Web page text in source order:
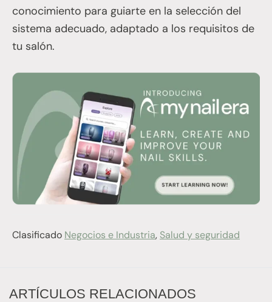
conocimiento para guiarte en la selección del
sistema adecuado, adaptado a los requisitos de
tu salón.
Clasificado Negocios e Industria, Salud y seguridad
ARTÍCULOS RELACIONADOS